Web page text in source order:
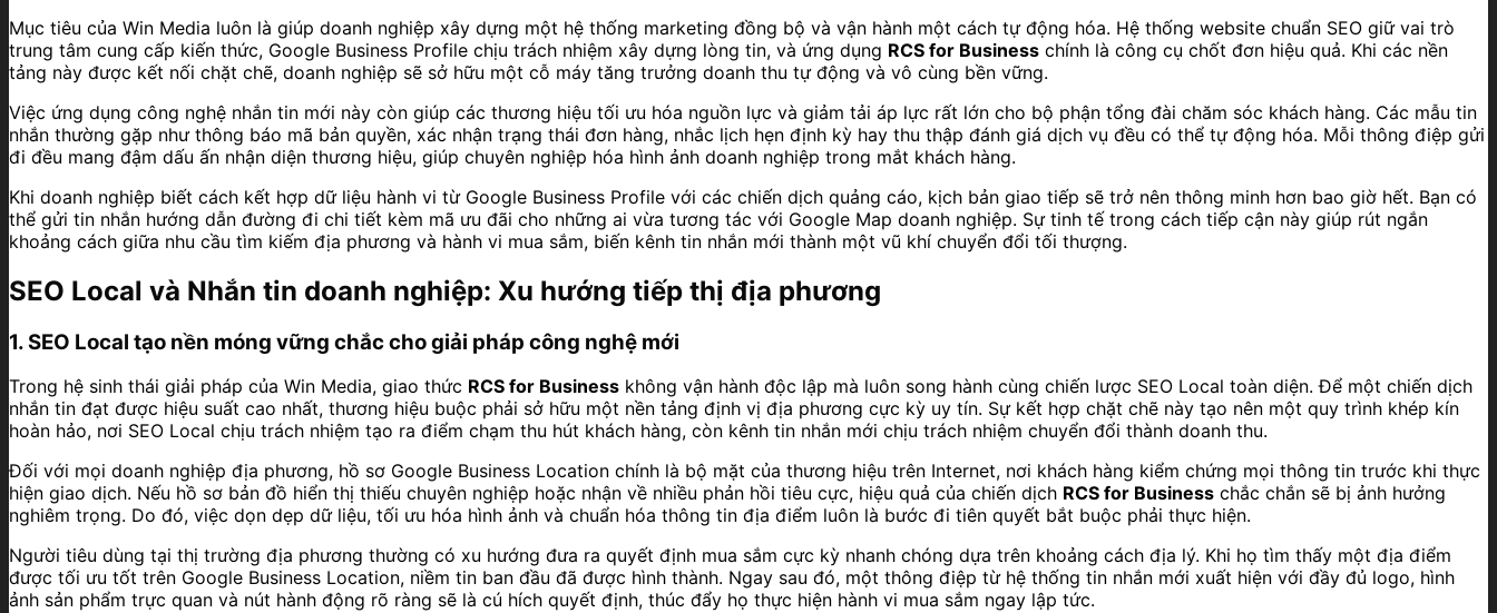
Mục tiêu của Win Media luôn là giúp doanh nghiệp xây dựng một hệ thống marketing đồng bộ và vận hành một cách tự động hóa. Hệ thống website chuẩn SEO giữ vai trò
trung tâm cung cấp kiến thức, Google Business Profile chịu trách nhiệm xây dựng lòng tin, và ứng dụng RCS for Business chính là công cụ chốt đơn hiệu quả. Khi các nền
tảng này được kết nối chặt chẽ, doanh nghiệp sẽ sở hữu một cỗ máy tăng trưởng doanh thu tự động và vô cùng bền vững.
Việc ứng dụng công nghệ nhắn tin mới này còn giúp các thương hiệu tối ưu hóa nguồn lực và giảm tải áp lực rất lớn cho bộ phận tổng đài chăm sóc khách hàng. Các mẫu tin
nhắn thường gặp như thông báo mã bản quyền, xác nhận trạng thái đơn hàng, nhắc lịch hẹn định kỳ hay thu thập đánh giá dịch vụ đều có thể tự động hóa. Mỗi thông điệp gửi
đi đều mang đậm dấu ấn nhận diện thương hiệu, giúp chuyên nghiệp hóa hình ảnh doanh nghiệp trong mắt khách hàng.
Khi doanh nghiệp biết cách kết hợp dữ liệu hành vi từ Google Business Profile với các chiến dịch quảng cáo, kịch bản giao tiếp sẽ trở nên thông minh hơn bao giờ hết. Bạn có
thể gửi tin nhắn hướng dẫn đường đi chi tiết kèm mã ưu đãi cho những ai vừa tương tác với Google Map doanh nghiệp. Sự tinh tế trong cách tiếp cận này giúp rút ngắn
khoảng cách giữa nhu cầu tìm kiếm địa phương và hành vi mua sắm, biến kênh tin nhắn mới thành một vũ khí chuyển đổi tối thượng.
SEO Local và Nhắn tin doanh nghiệp: Xu hướng tiếp thị địa phương
1. SEO Local tạo nền móng vững chắc cho giải pháp công nghệ mới
Trong hệ sinh thái giải pháp của Win Media, giao thức RCS for Business không vận hành độc lập mà luôn song hành cùng chiến lược SEO Local toàn diện. Để một chiến dịch
nhắn tin đạt được hiệu suất cao nhất, thương hiệu buộc phải sở hữu một nền tảng định vị địa phương cực kỳ uy tín. Sự kết hợp chặt chẽ này tạo nên một quy trình khép kín
hoàn hảo, nơi SEO Local chịu trách nhiệm tạo ra điểm chạm thu hút khách hàng, còn kênh tin nhắn mới chịu trách nhiệm chuyển đổi thành doanh thu.
Đối với mọi doanh nghiệp địa phương, hồ sơ Google Business Location chính là bộ mặt của thương hiệu trên Internet, nơi khách hàng kiểm chứng mọi thông tin trước khi thực
hiện giao dịch. Nếu hồ sơ bản đồ hiển thị thiếu chuyên nghiệp hoặc nhận về nhiều phản hồi tiêu cực, hiệu quả của chiến dịch RCS for Business chắc chắn sẽ bị ảnh hưởng
nghiêm trọng. Do đó, việc dọn dẹp dữ liệu, tối ưu hóa hình ảnh và chuẩn hóa thông tin địa điểm luôn là bước đi tiên quyết bắt buộc phải thực hiện.
Người tiêu dùng tại thị trường địa phương thường có xu hướng đưa ra quyết định mua sắm cực kỳ nhanh chóng dựa trên khoảng cách địa lý. Khi họ tìm thấy một địa điểm
được tối ưu tốt trên Google Business Location, niềm tin ban đầu đã được hình thành. Ngay sau đó, một thông điệp từ hệ thống tin nhắn mới xuất hiện với đầy đủ logo, hình
ảnh sản phẩm trực quan và nút hành động rõ ràng sẽ là cú hích quyết định, thúc đẩy họ thực hiện hành vi mua sắm ngay lập tức.